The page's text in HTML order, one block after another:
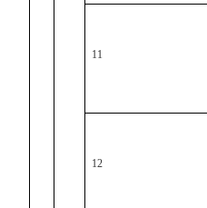
11
12